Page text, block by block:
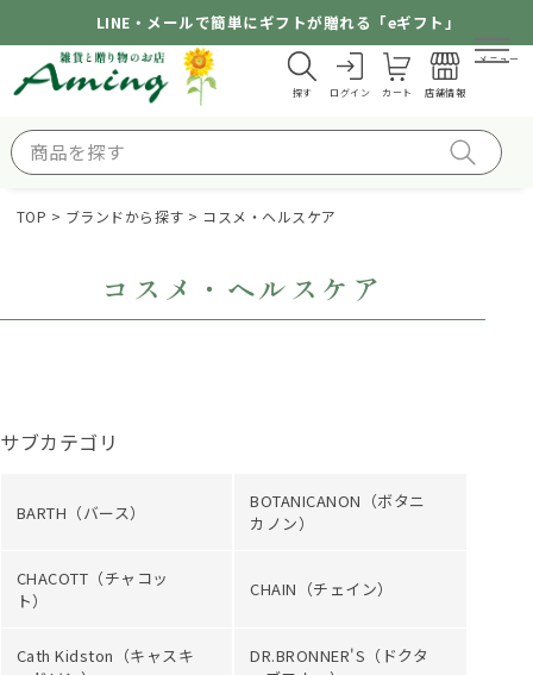
LINE・メールで簡単にギフトが贈れる「eギフト」
探す ログイン カート 店舗情報
メニュー
TOP ブランドから探す コスメ・ヘルスケア
コスメ・ヘルスケア
サブカテゴリ
BARTH（バース）
BOTANICANON（ボタニ
カノン）
CHACOTT（チャコッ
ト）
CHAIN（チェイン）
Cath Kidston（キャスキ
DR.BRONNER'S（ドクタ